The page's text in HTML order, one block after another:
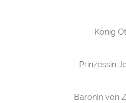
König
Prinzessin
Baronin von